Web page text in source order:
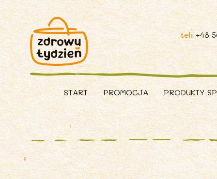
tel: +48
START PROMOCJA PRODUKTY